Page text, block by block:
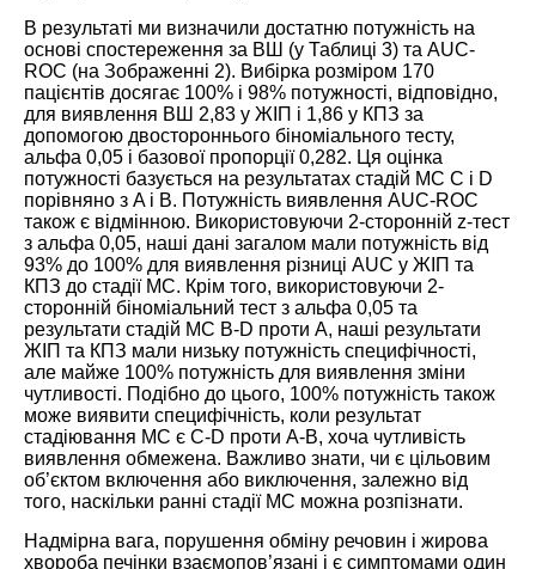
В результаті ми визначили достатню потужність на
основі спостереження за ВШ (у Таблиці 3) та AUC-
ROC (на Зображенні 2). Вибірка розміром 170
пацієнтів досягає 100% і 98% потужності, відповідно,
для виявлення ВШ 2,83 у ЖІП і 1,86 у КПЗ за
допомогою двостороннього біноміального тесту,
альфа 0,05 і базової пропорції 0,282. Ця оцінка
потужності базується на результатах стадій МС C і D
порівняно з A і B. Потужність виявлення AUC-ROC
також є відмінною. Використовуючи 2-сторонній z-тест
з альфа 0,05, наші дані загалом мали потужність від
93% до 100% для виявлення різниці AUC у ЖІП та
КПЗ до стадії МС. Крім того, використовуючи 2-
сторонній біноміальний тест з альфа 0,05 та
результати стадій МС B-D проти A, наші результати
ЖІП та КПЗ мали низьку потужність специфічності,
але майже 100% потужність для виявлення зміни
чутливості. Подібно до цього, 100% потужність також
може виявити специфічність, коли результат
стадіювання МС є C-D проти A-B, хоча чутливість
виявлення обмежена. Важливо знати, чи є цільовим
об’єктом включення або виключення, залежно від
того, наскільки ранні стадії МС можна розпізнати.
Надмірна вага, порушення обміну речовин і жирова
хвороба печінки взаємопов’язані і є симптомами один